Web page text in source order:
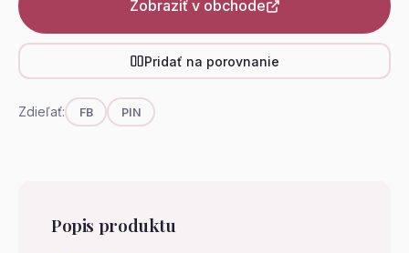
Zobraziť v obchode
Pridať na porovnanie
Zdieľať: FB PIN
Popis produktu